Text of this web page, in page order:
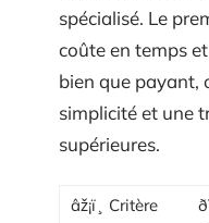
spécialisé. Le
coûte en temps
bien que payant,
simplicité et une
supérieures.
âž¡ï¸ Critère